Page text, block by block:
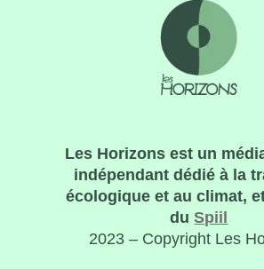
Les Horizons est un
indépendant dédié à la
écologique et au climat,
duSpiil
2023 – Copyright Les